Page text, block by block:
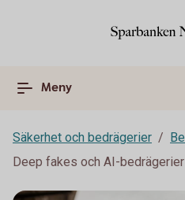
Meny
Säkerhet och bedrägerier
Deep fakes och AI-bedrägerier